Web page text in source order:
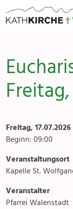
Direkt zur
Direkt zum Inhalt
Freitag,
Freitag, 17.07.2026
Beginn: 09:00
Veranstaltungsort
Kapelle St.
Veranstalter
Pfarrei Walenstadt
Flums
Berschis-Tscherlach
Mols-Murg-Quarten